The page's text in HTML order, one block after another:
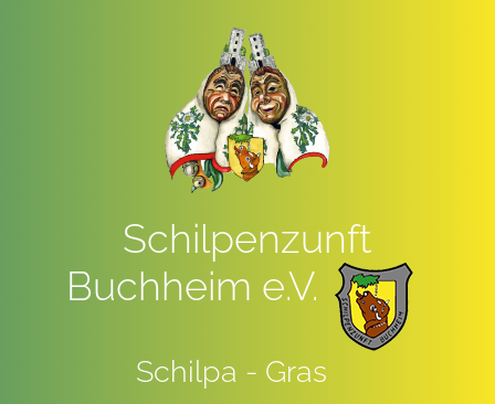
Schilpenzunft
Buchheim e.V.
Schilpa - Gras